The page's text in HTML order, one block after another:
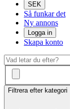
SEK
Så funkar det
Ny annons
Logga in
Skapa konto
Filtrera efter kategori